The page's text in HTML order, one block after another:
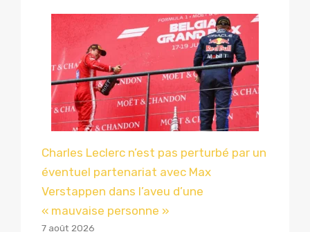
Charles Leclerc n’est pas perturbé par un
éventuel partenariat avec Max
Verstappen dans l’aveu d’une
« mauvaise personne »
7 août 2026